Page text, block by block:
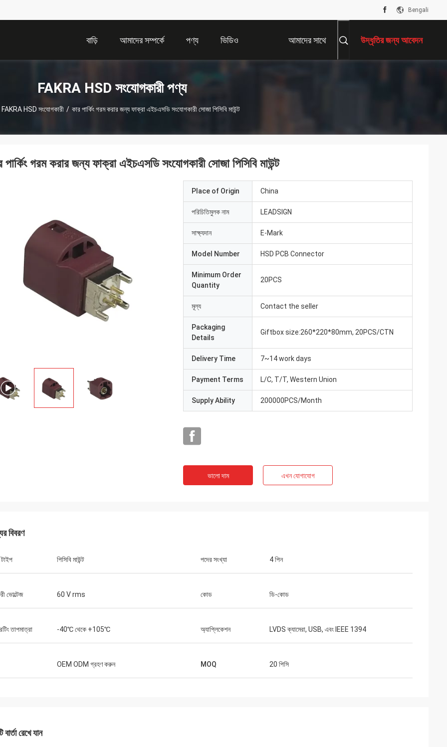
Bengali
বাড়ি আমাদের সম্পর্কে পণ্য ভিডিও আমাদের সাথে উদ্ধৃতির জন্য আবেদন
FAKRA HSD সংযোগকারী পণ্য
FAKRA HSD সংযোগকারী / কার পার্কিং গরম করার জন্য ফাক্রা এইচএসডি সংযোগকারী সোজা পিসিবি মাউন্ট
পার্কিং গরম করার জন্য ফাক্রা এইচএসডি সংযোগকারী সোজা পিসিবি মাউন্ট
Place of Origin China
পরিচিতিমুলক নাম LEADSIGN
সাক্ষ্যদান E-Mark
Model Number HSD PCB Connector
Minimum Order
Quantity
20PCS
মূল্য Contact the seller
Packaging
Details
Giftbox size:260*220*80mm, 20PCS/CTN
Delivery Time 7~14 work days
Payment Terms L/C, T/T, Western Union
Supply Ability 200000PCS/Month
ভালো দাম এখন যোগাযোগ
বিবরণ
টাইপ পিসিবি মাউন্ট পদের সংখ্যা 4 পিন
ভোল্টেজ 60 V rms কোড ডি-কোড
তাপমাত্রা -40℃ থেকে +105℃ অ্যাপ্লিকেশন LVDS ক্যামেরা, USB, এবং IEEE 1394
OEM ODM গ্রহণ করুন MOQ 20 পিসি
বার্তা রেখে যান